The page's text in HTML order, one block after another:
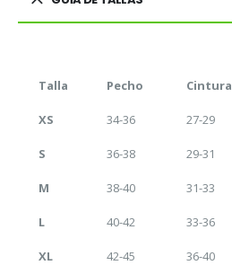
Talla Pecho Cintura
XS 34-36 27-29
S 36-38 29-31
M 38-40 31-33
L 40-42 33-36
XL 42-45 36-40